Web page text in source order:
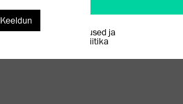
Kasutustingimused ja
privaatsuspoliitika
Keeldun